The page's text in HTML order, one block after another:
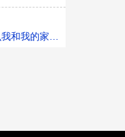
和我的家乡的第一个故事是